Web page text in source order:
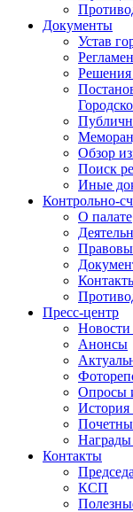
Документы
Устав
Обзор
Поиск
Иные
Контрольно-
О палате
Пресс-центр
Анонсы
Опросы
Контакты
КСП